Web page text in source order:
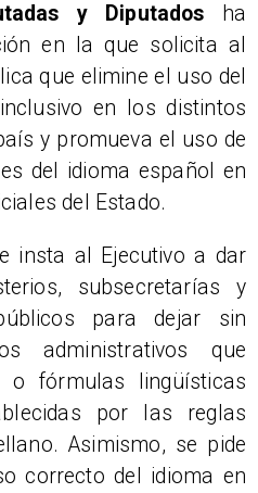
y Diputados ha
en la que solicita al
que elimine el uso del
en los distintos
y promueva el uso de
del idioma español en
del Estado.
insta al Ejecutivo a dar
subsecretarías y
para dejar sin
administrativos que
o fórmulas lingüísticas
por las reglas
Asimismo, se pide
correcto del idioma en